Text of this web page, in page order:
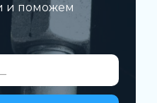
и поможем